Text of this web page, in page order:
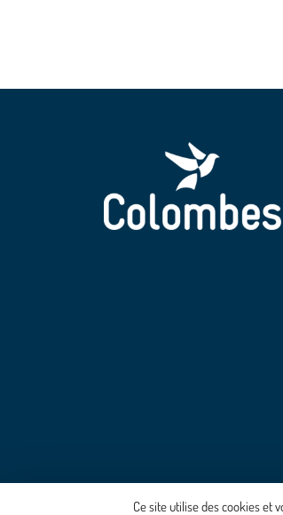
Ce site utilise des cookies et